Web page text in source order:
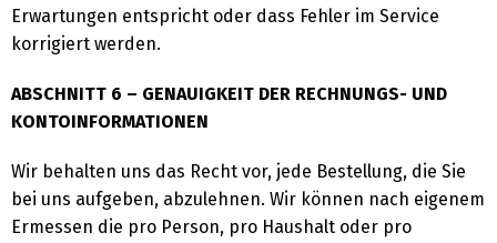
Erwartungen entspricht oder dass Fehler im Service
korrigiert werden.
ABSCHNITT 6 – GENAUIGKEIT DER RECHNUNGS- UND
KONTOINFORMATIONEN
Wir behalten uns das Recht vor, jede Bestellung, die Sie
bei uns aufgeben, abzulehnen. Wir können nach eigenem
Ermessen die pro Person, pro Haushalt oder pro